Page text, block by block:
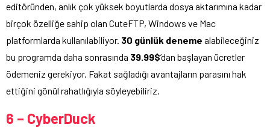
editöründen, anlık çok yüksek boyutlarda dosya aktarımına kadar
birçok özelliğe sahip olan CuteFTP, Windows ve Mac
platformlarda kullanılabiliyor. 30 günlük deneme alabileceğiniz
bu programda daha sonrasında 39.99$’dan başlayan ücretler
ödemeniz gerekiyor. Fakat sağladığı avantajların parasını hak
ettiğini gönül rahatlığıyla söyleyebiliriz.
6 – CyberDuck